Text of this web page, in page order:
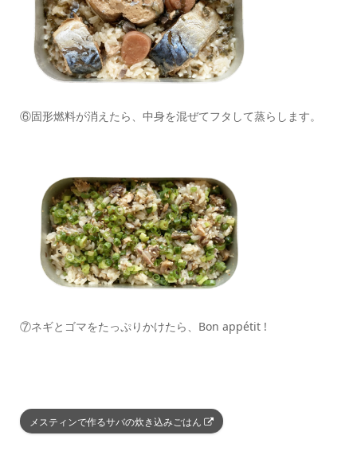
⑥固形燃料が消えたら、中身を混ぜてフタして蒸らします。
⑦ネギとゴマをたっぷりかけたら、Bon appétit !
メスティンで作るサバの炊き込みごはん